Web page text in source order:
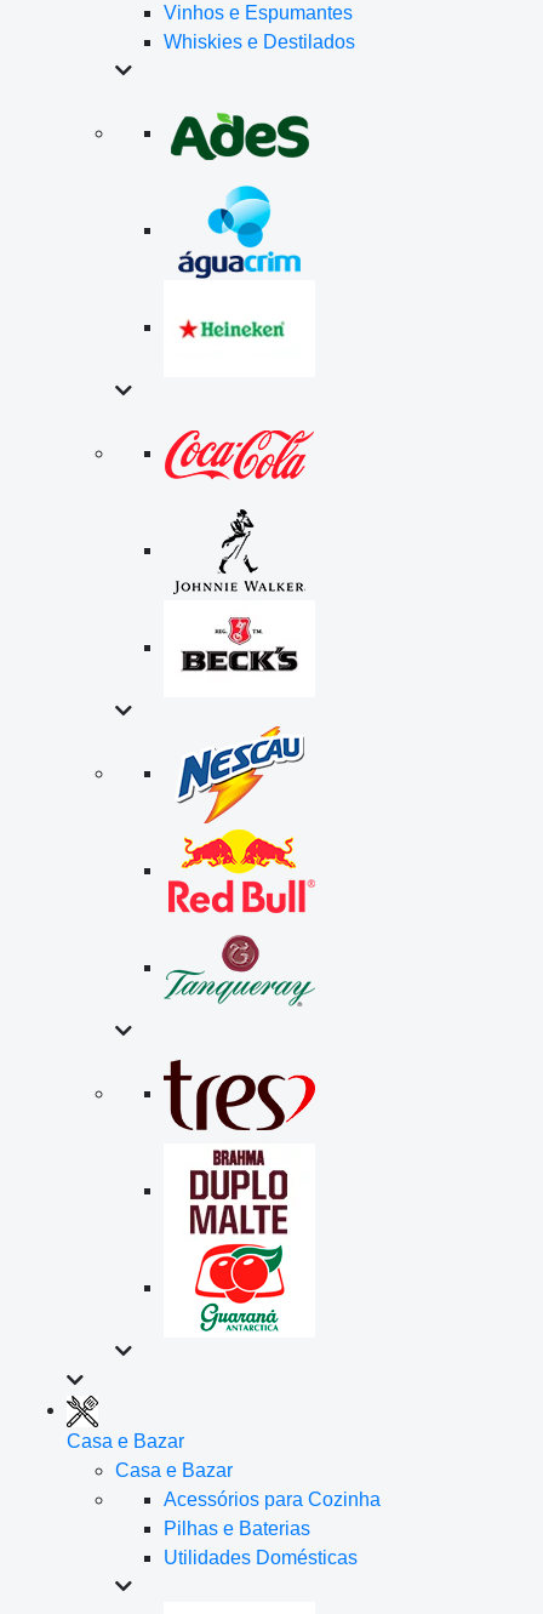
Vinhos e Espumantes
Whiskies e Destilados
Casa e Bazar
Casa e Bazar
Acessórios para Cozinha
Pilhas e Baterias
Utilidades Domésticas